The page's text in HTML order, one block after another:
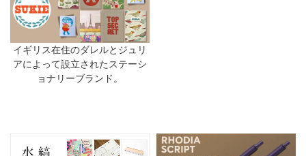
イギリス在住のダレルとジュリ
アによって設立されたステーシ
ョナリーブランド。